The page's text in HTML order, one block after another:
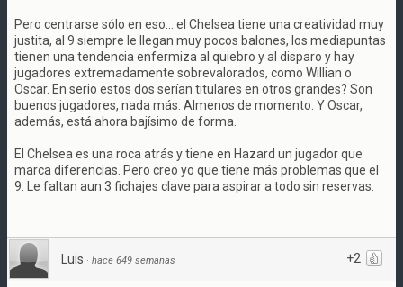
Pero centrarse sólo en eso... el Chelsea tiene una creatividad muy
justita, al 9 siempre le llegan muy pocos balones, los mediapuntas
tienen una tendencia enfermiza al quiebro y al disparo y hay
jugadores extremadamente sobrevalorados, como Willian o
Oscar. En serio estos dos serían titulares en otros grandes? Son
buenos jugadores, nada más. Almenos de momento. Y Oscar,
además, está ahora bajísimo de forma.
El Chelsea es una roca atrás y tiene en Hazard un jugador que
marca diferencias. Pero creo yo que tiene más problemas que el
9. Le faltan aun 3 fichajes clave para aspirar a todo sin reservas.
+2
Luis · hace 649 semanas